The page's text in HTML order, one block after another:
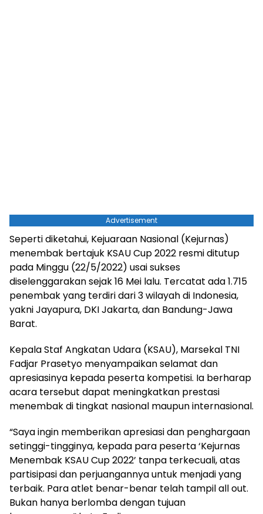
Advertisement
Seperti diketahui, Kejuaraan Nasional (Kejurnas)
menembak bertajuk KSAU Cup 2022 resmi ditutup
pada Minggu (22/5/2022) usai sukses
diselenggarakan sejak 16 Mei lalu. Tercatat ada 1.715
penembak yang terdiri dari 3 wilayah di Indonesia,
yakni Jayapura, DKI Jakarta, dan Bandung-Jawa
Barat.
Kepala Staf Angkatan Udara (KSAU), Marsekal TNI
Fadjar Prasetyo menyampaikan selamat dan
apresiasinya kepada peserta kompetisi. Ia berharap
acara tersebut dapat meningkatkan prestasi
menembak di tingkat nasional maupun internasional.
“Saya ingin memberikan apresiasi dan penghargaan
setinggi-tingginya, kepada para peserta ‘Kejurnas
Menembak KSAU Cup 2022’ tanpa terkecuali, atas
partisipasi dan perjuangannya untuk menjadi yang
terbaik. Para atlet benar-benar telah tampil all out.
Bukan hanya berlomba dengan tujuan